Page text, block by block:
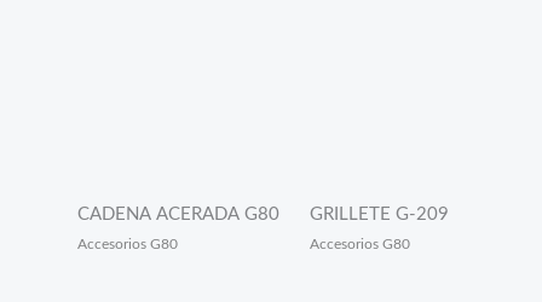
CADENA ACERADA G80
Accesorios G80
GRILLETE G-209
Accesorios G80